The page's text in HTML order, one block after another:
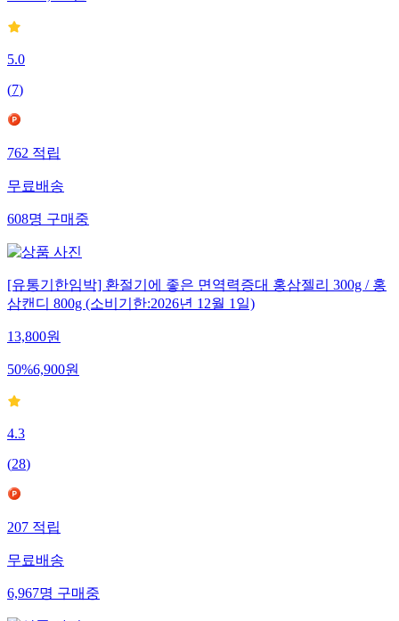
5.0
(7)
762 적립
무료배송
608명 구매중
[유통기한임박] 환절기에 좋은 면역력증대 홍삼젤리 300g / 홍
삼캔디 800g (소비기한:2026년 12월 1일)
13,800원
50%6,900원
4.3
(28)
207 적립
무료배송
6,967명 구매중